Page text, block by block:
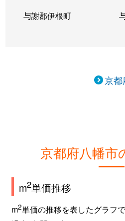
与謝郡伊根町
京都
京都府八幡市
m2単価推移
m2単価の推移を表したグラフで